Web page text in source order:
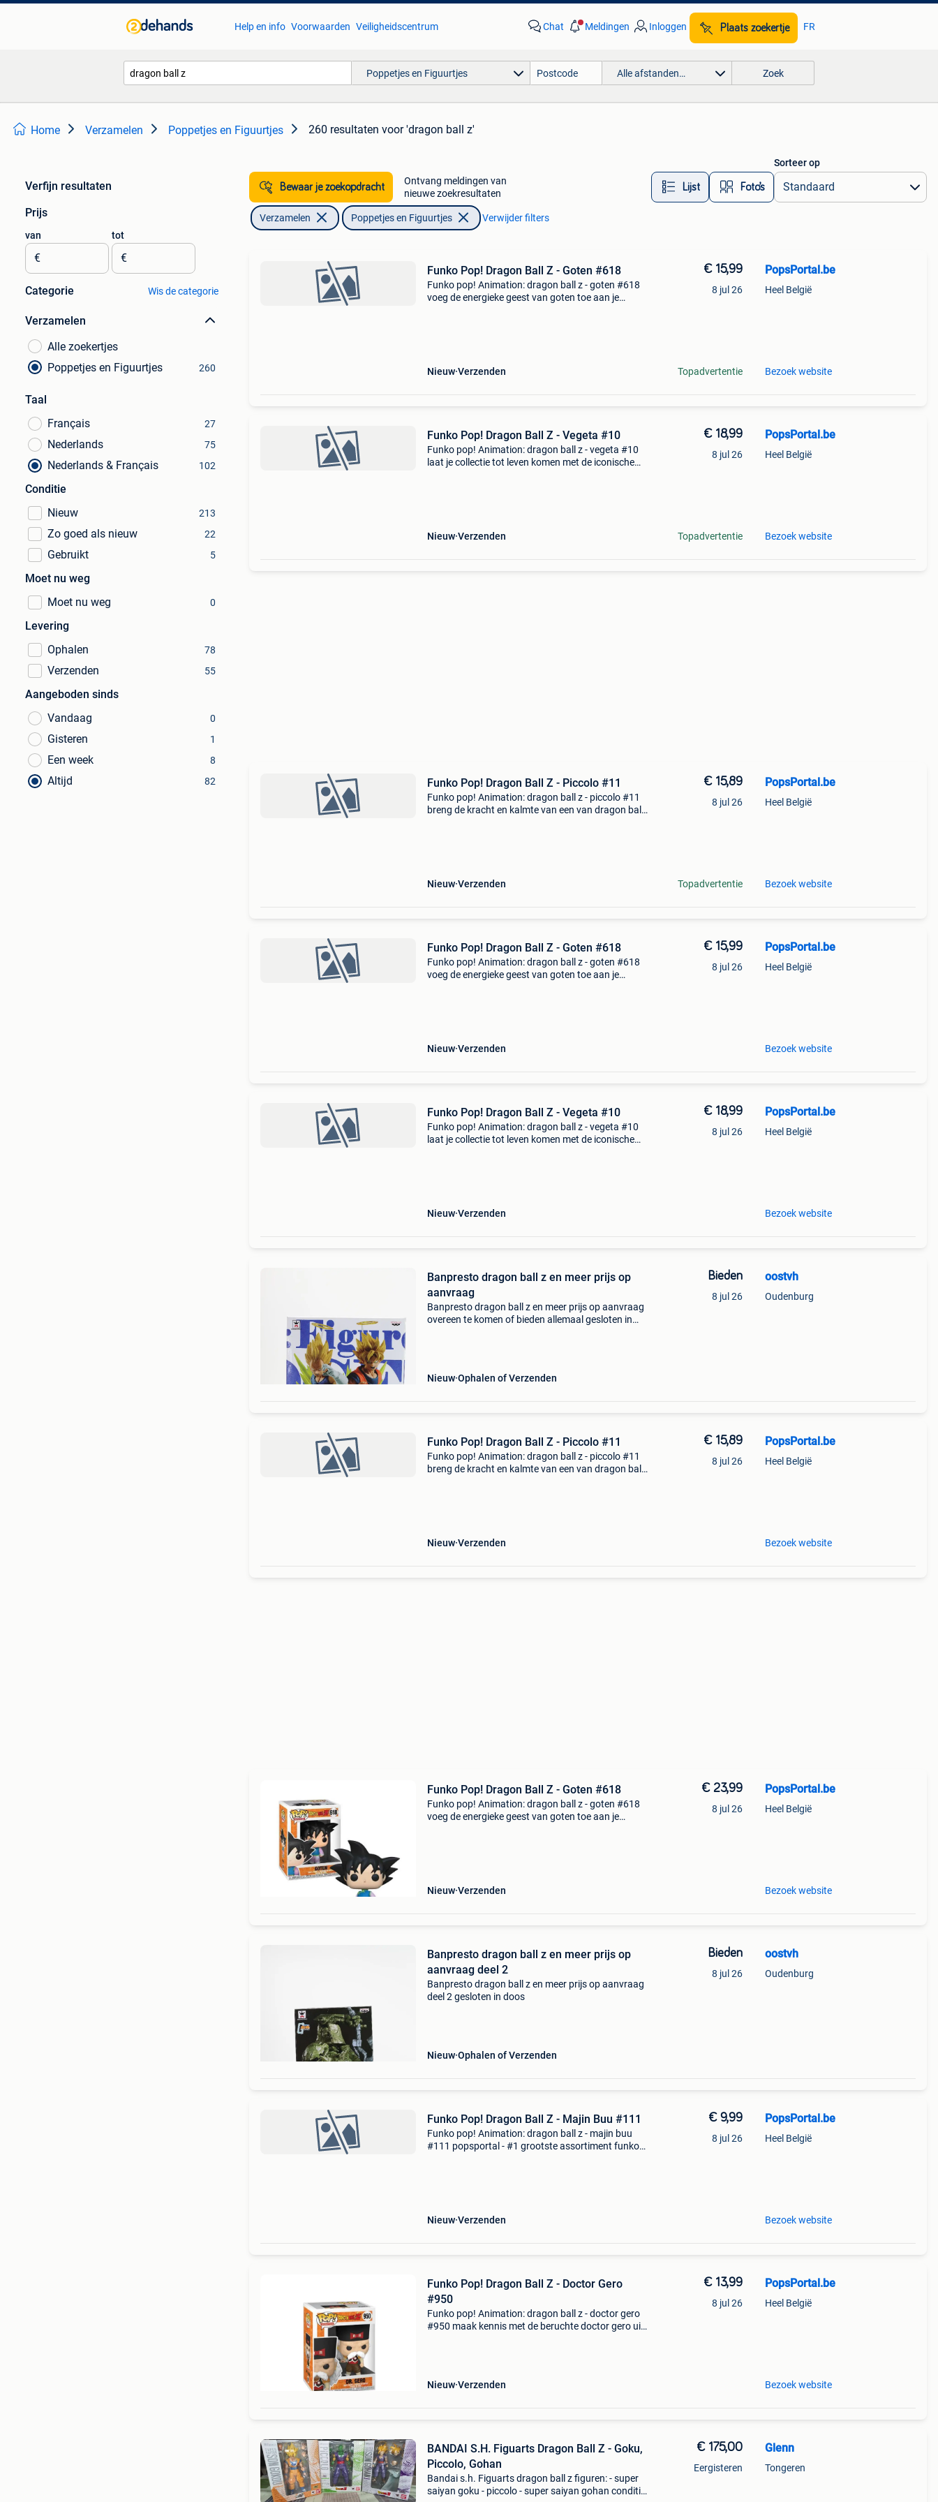
Help en info Voorwaarden Veiligheidscentrum Chat Meldingen Inloggen Plaats zoekertje FR
Poppetjes en Figuurtjes Alle afstanden… Zoek
Home Verzamelen Poppetjes en Figuurtjes 260 resultaten voor 'dragon ball z'
Verfijn resultaten
Prijs
van
€
tot
€
Categorie Wis de categorie
Verzamelen
Alle zoekertjes
Poppetjes en Figuurtjes
260
Taal
Français
27
Nederlands 75
Nederlands & Français 102
Conditie
Nieuw
213
Zo goed als nieuw 22
Gebruikt 5
Moet nu weg
Moet nu weg
0
Levering
Ophalen
78
Verzenden 55
Aangeboden sinds
Vandaag
0
Gisteren 1
Een week 8
Altijd 82
Bewaar je zoekopdracht
Ontvang meldingen van
nieuwe zoekresultaten
Lijst Foto’s
Sorteer op
Verzamelen Poppetjes en Figuurtjes Verwijder filters
Funko Pop! Dragon Ball Z - Goten #618
Funko pop! Animation: dragon ball z - goten #618
voeg de energieke geest van goten toe aan je
Nieuw Verzenden
€ 15,99
8 jul 26
Topadvertentie
PopsPortal.be
Heel België
Bezoek website
Funko Pop! Dragon Ball Z - Vegeta #10
Funko pop! Animation: dragon ball z - vegeta #10
laat je collectie tot leven komen met de iconische
Nieuw Verzenden
€ 18,99
8 jul 26
Topadvertentie
PopsPortal.be
Heel België
Bezoek website
Funko Pop! Dragon Ball Z - Piccolo #11
Funko pop! Animation: dragon ball z - piccolo #11
breng de kracht en kalmte van een van dragon ball
Nieuw Verzenden
€ 15,89
8 jul 26
Topadvertentie
PopsPortal.be
Heel België
Bezoek website
Funko Pop! Dragon Ball Z - Goten #618
Funko pop! Animation: dragon ball z - goten #618
voeg de energieke geest van goten toe aan je
Nieuw Verzenden
€ 15,99
8 jul 26
PopsPortal.be
Heel België
Bezoek website
Funko Pop! Dragon Ball Z - Vegeta #10
Funko pop! Animation: dragon ball z - vegeta #10
laat je collectie tot leven komen met de iconische
Nieuw Verzenden
€ 18,99
8 jul 26
PopsPortal.be
Heel België
Bezoek website
Banpresto dragon ball z en meer prijs op
aanvraag
Banpresto dragon ball z en meer prijs op aanvraag
overeen te komen of bieden allemaal gesloten in
Nieuw Ophalen of Verzenden
Bieden
8 jul 26
oostvh
Oudenburg
Funko Pop! Dragon Ball Z - Piccolo #11
Funko pop! Animation: dragon ball z - piccolo #11
breng de kracht en kalmte van een van dragon ball
Nieuw Verzenden
€ 15,89
8 jul 26
PopsPortal.be
Heel België
Bezoek website
Funko Pop! Dragon Ball Z - Goten #618
Funko pop! Animation: dragon ball z - goten #618
voeg de energieke geest van goten toe aan je
Nieuw Verzenden
€ 23,99
8 jul 26
PopsPortal.be
Heel België
Bezoek website
Banpresto dragon ball z en meer prijs op
aanvraag deel 2
Banpresto dragon ball z en meer prijs op aanvraag
deel 2 gesloten in doos
Nieuw Ophalen of Verzenden
Bieden
8 jul 26
oostvh
Oudenburg
Funko Pop! Dragon Ball Z - Majin Buu #111
Funko pop! Animation: dragon ball z - majin buu
#111 popsportal - #1 grootste assortiment funko
Nieuw Verzenden
€ 9,99
8 jul 26
PopsPortal.be
Heel België
Bezoek website
Funko Pop! Dragon Ball Z - Doctor Gero
#950
Funko pop! Animation: dragon ball z - doctor gero
#950 maak kennis met de beruchte doctor gero uit
Nieuw Verzenden
€ 13,99
8 jul 26
PopsPortal.be
Heel België
Bezoek website
BANDAI S.H. Figuarts Dragon Ball Z - Goku,
Piccolo, Gohan
Bandai s.h. Figuarts dragon ball z figuren: - super
saiyan goku - piccolo - super saiyan gohan conditie:
€ 175,00
Eergisteren
Glenn
Tongeren